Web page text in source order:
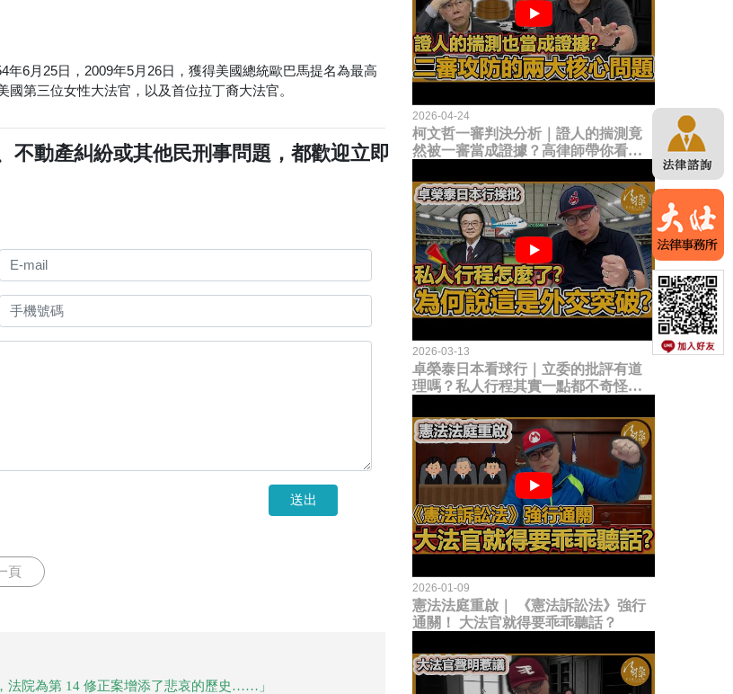
年6月25日，2009年5月26日，獲得美國總統歐巴馬提名為最高
第三位女性大法官，以及首位拉丁裔大法官。
不動產糾紛或其他民刑事問題，都歡迎立即
送出
頁
法院為第 14 修正案增添了悲哀的歷史……」
2026-04-24
柯文哲一審判決分析｜證人的揣測竟
然被一審當成證據？高律師帶你看未
2026-03-13
卓榮泰日本看球行｜立委的批評有道
理嗎？私人行程其實一點都不奇怪？
2026-01-09
憲法法庭重啟｜ 《憲法訴訟法》強行
通關！ 大法官就得要乖乖聽話？